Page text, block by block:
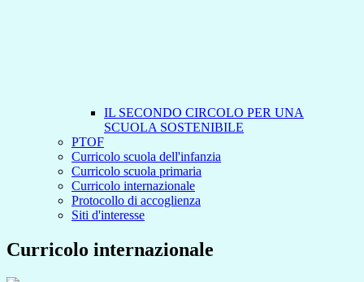
IL SECONDO CIRCOLO PER UNA
SCUOLA SOSTENIBILE
PTOF
Curricolo scuola dell'infanzia
Curricolo scuola primaria
Curricolo internazionale
Protocollo di accoglienza
Siti d'interesse
Curricolo internazionale